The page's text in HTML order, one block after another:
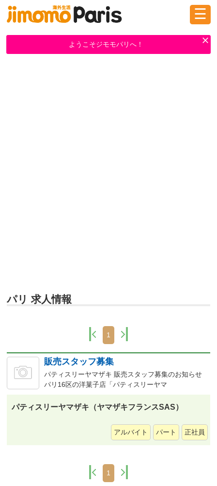
ログイン 新規登録
☰
ようこそジモモパリへ！
パリ 求人情報
1
販売スタッフ募集
パティスリーヤマザキ 販売スタッフ募集のお知らせ
パリ16区の洋菓子店「パティスリーヤマ
パティスリーヤマザキ（ヤマザキフランスSAS）
アルバイト パート 正社員
1